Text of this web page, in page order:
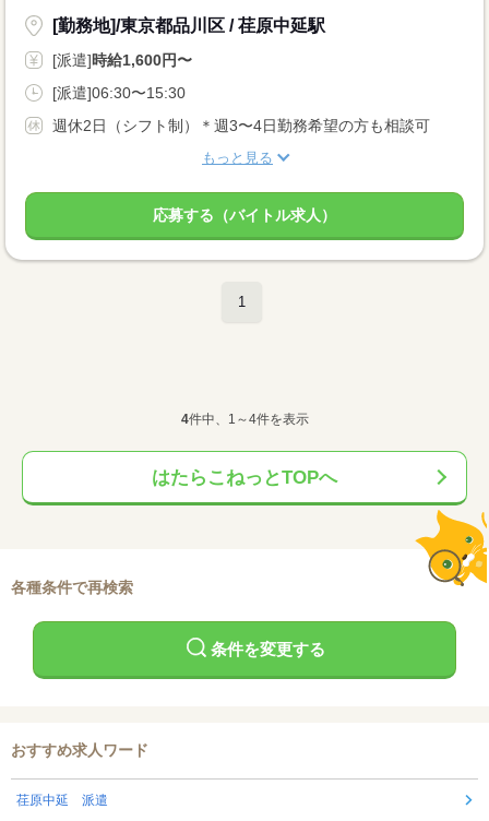
[勤務地]/東京都品川区 / 荏原中延駅
[派遣]時給1,600円〜
[派遣]06:30〜15:30
週休2日（シフト制）＊週3〜4日勤務希望の方も相談可
もっと見る
応募する（バイトル求人）
1
4件中、1～4件を表示
はたらこねっとTOPへ
各種条件で再検索
条件を変更する
おすすめ求人ワード
荏原中延 派遣